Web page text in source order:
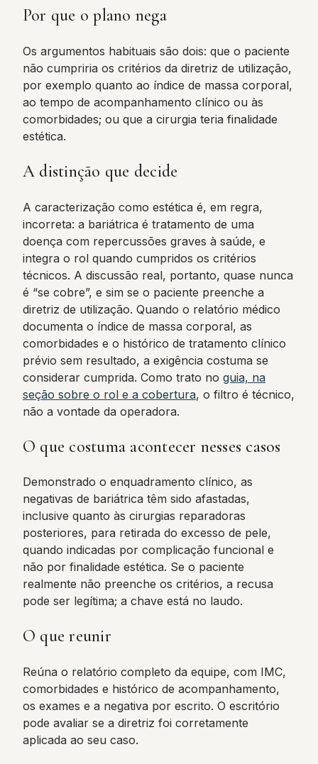
Por que o plano nega
Os argumentos habituais são dois: que o paciente
não cumpriria os critérios da diretriz de utilização,
por exemplo quanto ao índice de massa corporal,
ao tempo de acompanhamento clínico ou às
comorbidades; ou que a cirurgia teria finalidade
estética.
A distinção que decide
A caracterização como estética é, em regra,
incorreta: a bariátrica é tratamento de uma
doença com repercussões graves à saúde, e
integra o rol quando cumpridos os critérios
técnicos. A discussão real, portanto, quase nunca
é “se cobre”, e sim se o paciente preenche a
diretriz de utilização. Quando o relatório médico
documenta o índice de massa corporal, as
comorbidades e o histórico de tratamento clínico
prévio sem resultado, a exigência costuma se
considerar cumprida. Como trato no guia, na
seção sobre o rol e a cobertura, o filtro é técnico,
não a vontade da operadora.
O que costuma acontecer nesses casos
Demonstrado o enquadramento clínico, as
negativas de bariátrica têm sido afastadas,
inclusive quanto às cirurgias reparadoras
posteriores, para retirada do excesso de pele,
quando indicadas por complicação funcional e
não por finalidade estética. Se o paciente
realmente não preenche os critérios, a recusa
pode ser legítima; a chave está no laudo.
O que reunir
Reúna o relatório completo da equipe, com IMC,
comorbidades e histórico de acompanhamento,
os exames e a negativa por escrito. O escritório
pode avaliar se a diretriz foi corretamente
aplicada ao seu caso.